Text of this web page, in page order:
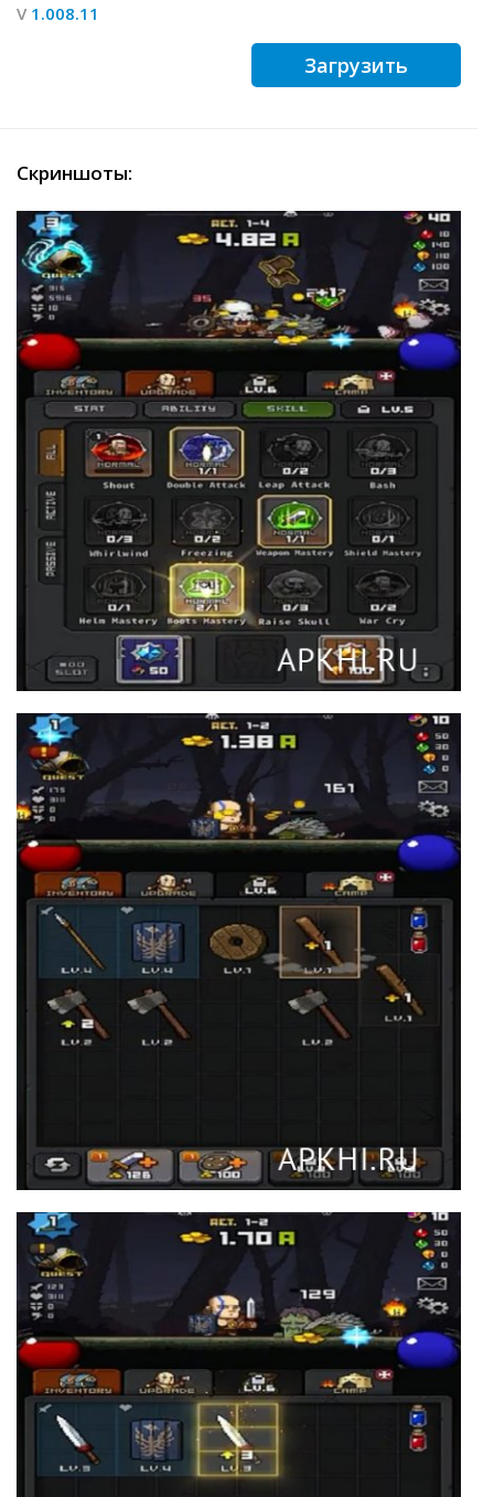
V 1.008.11
Загрузить
Скриншоты: